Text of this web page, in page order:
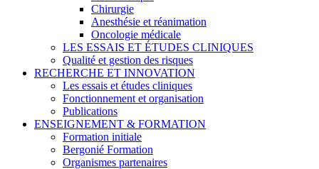
Chirurgie
Anesthésie et réanimation
Oncologie médicale
LES ESSAIS ET ÉTUDES CLINIQUES
Qualité et gestion des risques
RECHERCHE ET INNOVATION
Les essais et études cliniques
Fonctionnement et organisation
Publications
ENSEIGNEMENT & FORMATION
Formation initiale
Bergonié Formation
Organismes partenaires